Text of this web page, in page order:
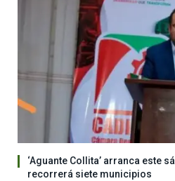
‘Aguante Collita’ arranca este
recorrerá siete municipios